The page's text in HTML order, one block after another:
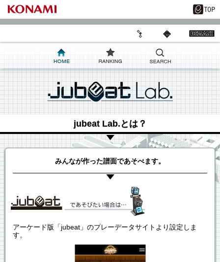
jubeat Lab.とは？
みんなが作った譜面であそべます。
アーケード版「jubeat」のプレーデータサイトより設定しま
す。